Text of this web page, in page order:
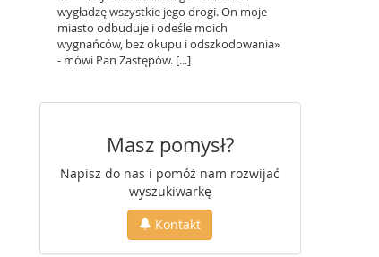
wygładzę wszystkie jego drogi. On moje
miasto odbuduje i odeśle moich
wygnańców, bez okupu i odszkodowania»
- mówi Pan Zastępów. [...]
Masz pomysł?
Napisz do nas i pomóż nam rozwijać
wyszukiwarkę
Kontakt